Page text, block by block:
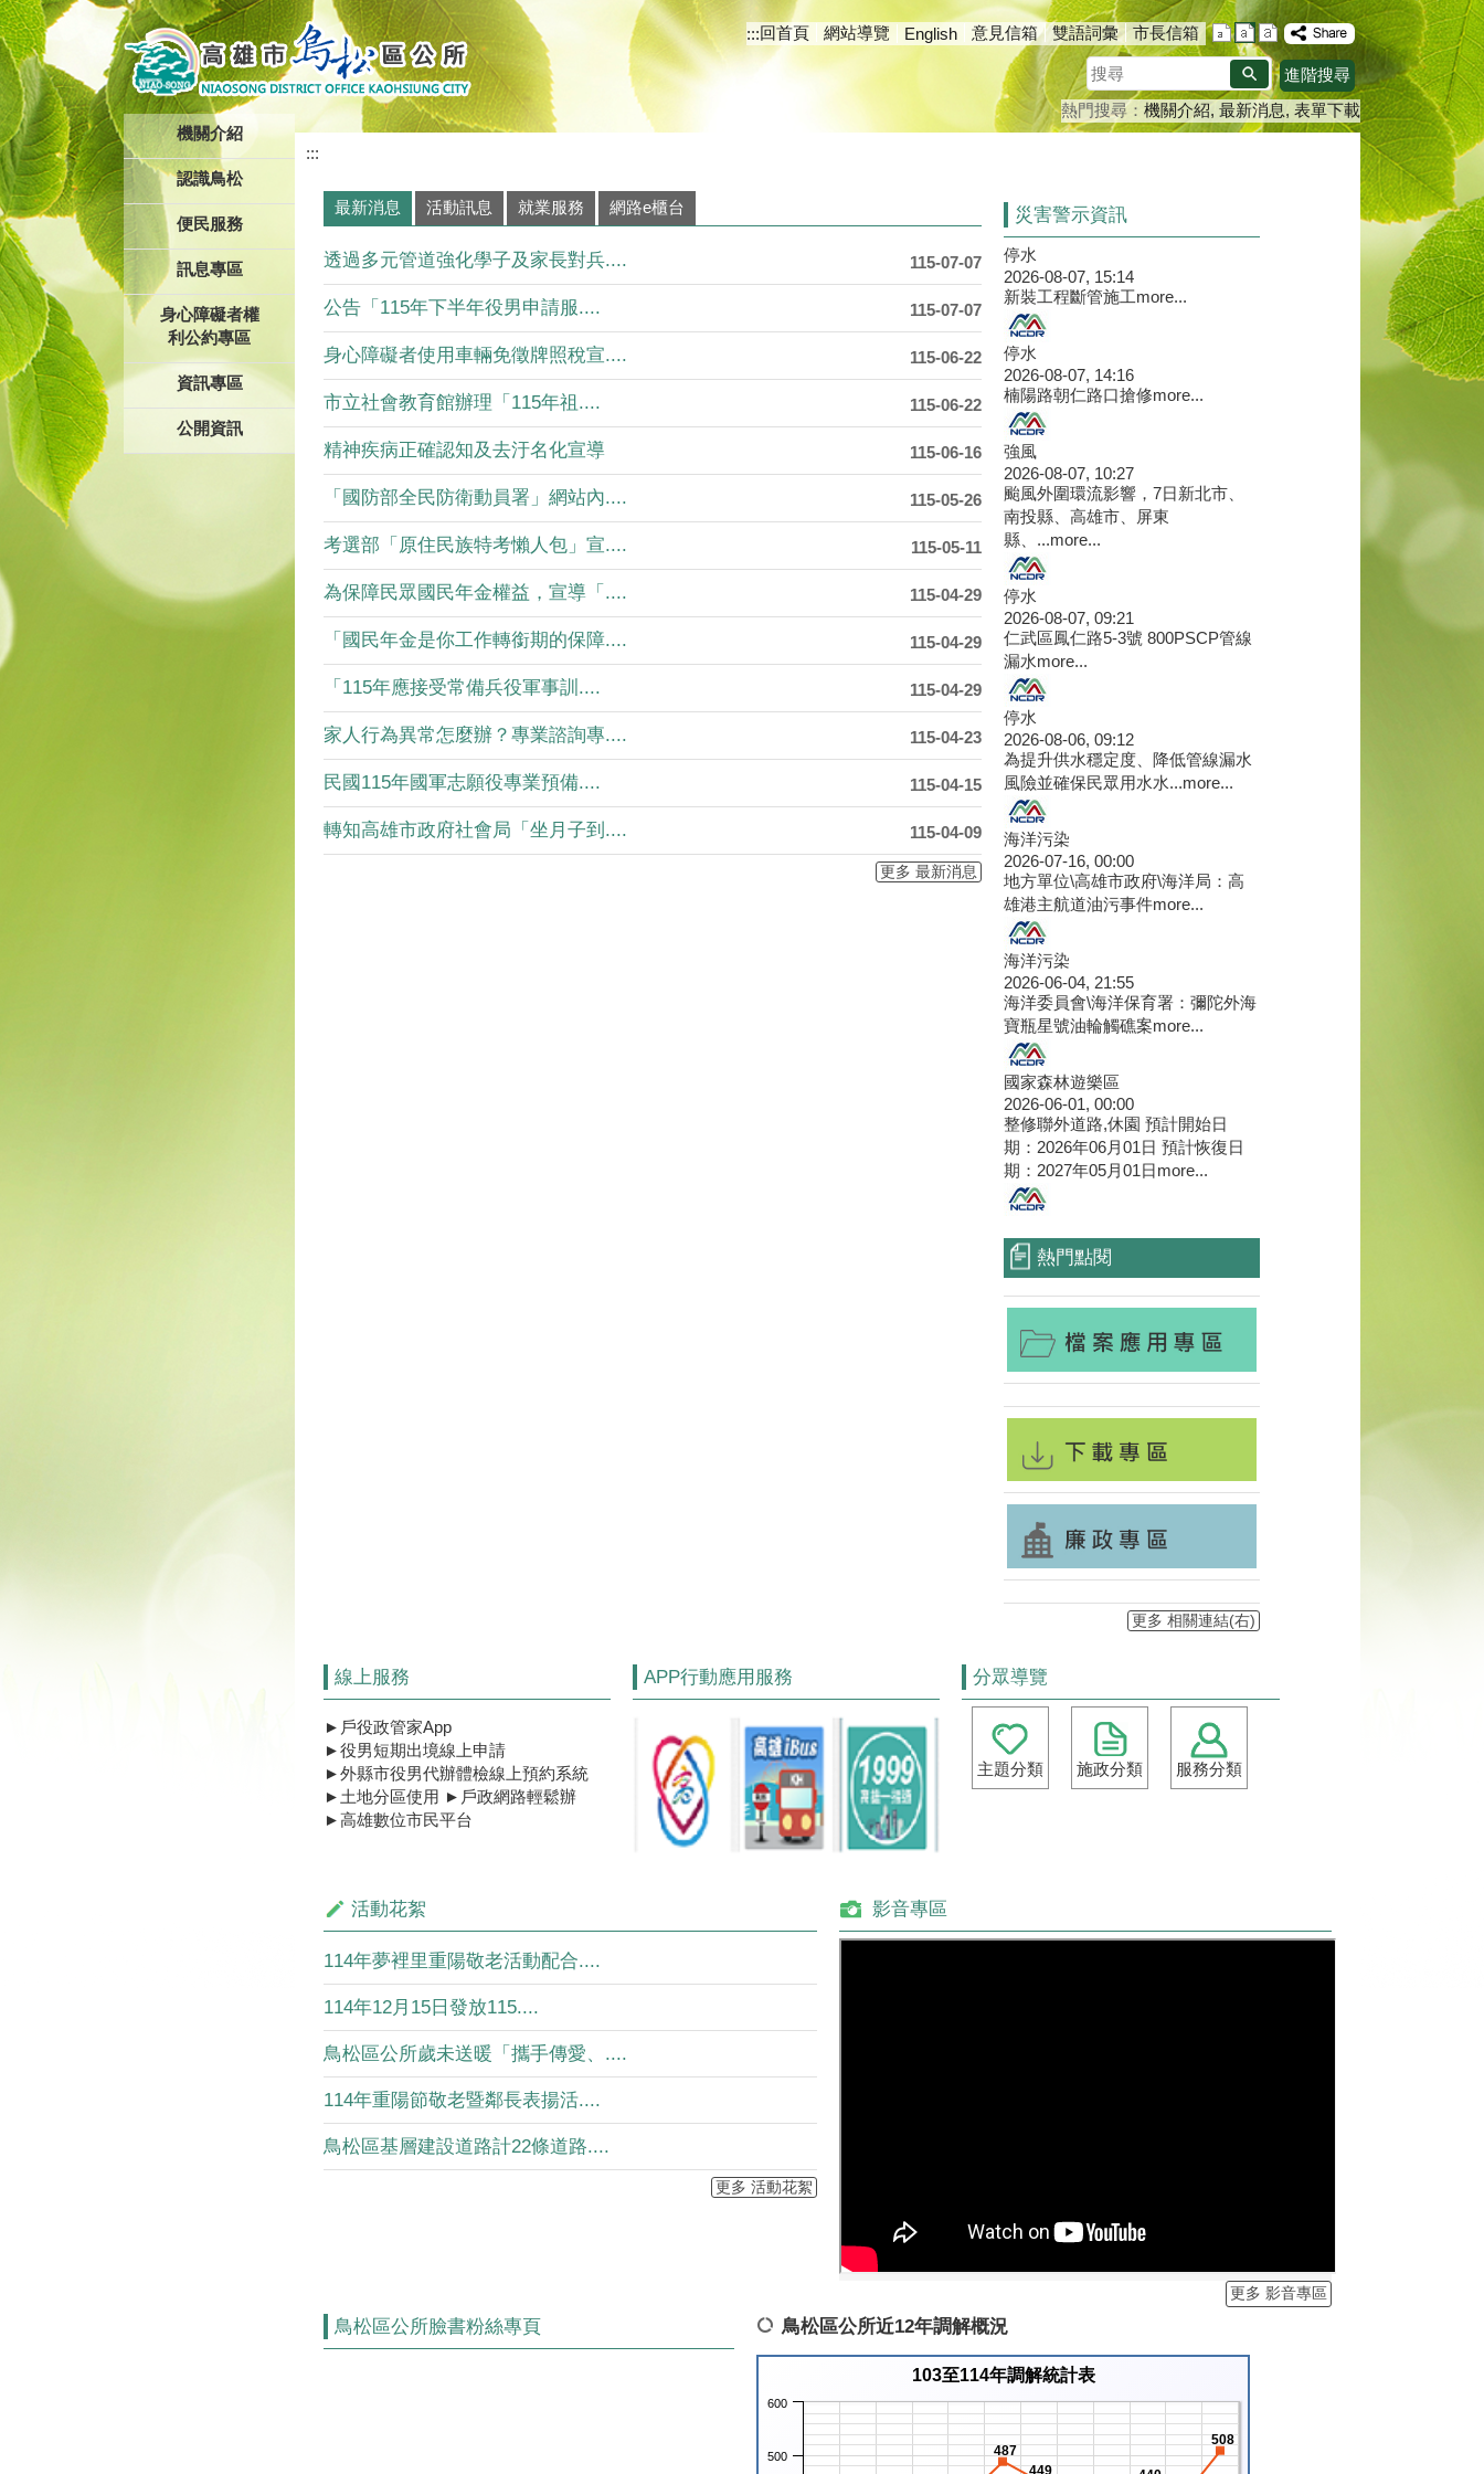
跳到主要內容區塊
:::回首頁 網站導覽 English 意見信箱 雙語詞彙
市長信箱
搜
尋
進階搜尋
熱門搜尋： 機關介紹 最新消息 表單下載
機關介紹
認識鳥松
便民服務
訊息專區
身心障礙者權
利公約專區
資訊專區
公開資訊
:::
最新消息 活動訊息 就業服務 網路e櫃台
115-07-07
透過多元管道強化學子及家長對兵....
115-07-07
公告「115年下半年役男申請服....
115-06-22
身心障礙者使用車輛免徵牌照稅宣....
115-06-22
市立社會教育館辦理「115年祖....
115-06-16
精神疾病正確認知及去汙名化宣導
115-05-26
「國防部全民防衛動員署」網站內....
115-05-11
考選部「原住民族特考懶人包」宣....
115-04-29
為保障民眾國民年金權益，宣導「....
115-04-29
「國民年金是你工作轉銜期的保障....
115-04-29
「115年應接受常備兵役軍事訓....
115-04-23
家人行為異常怎麼辦？專業諮詢專....
115-04-15
民國115年國軍志願役專業預備....
115-04-09
轉知高雄市政府社會局「坐月子到....
更多 最新消息
災害警示資訊
停水
2026-08-07, 15:14
新裝工程斷管施工more...
停水
2026-08-07, 14:16
楠陽路朝仁路口搶修more...
強風
2026-08-07, 10:27
颱風外圍環流影響，7日新北市、
南投縣、高雄市、屏東
縣、...more...
停水
2026-08-07, 09:21
仁武區鳳仁路5-3號 800PSCP管線
漏水more...
停水
2026-08-06, 09:12
為提升供水穩定度、降低管線漏水
風險並確保民眾用水水...more...
海洋污染
2026-07-16, 00:00
地方單位\高雄市政府\海洋局：高
雄港主航道油污事件more...
海洋污染
2026-06-04, 21:55
海洋委員會\海洋保育署：彌陀外海
寶瓶星號油輪觸礁案more...
國家森林遊樂區
2026-06-01, 00:00
整修聯外道路,休園 預計開始日
期：2026年06月01日 預計恢復日
期：2027年05月01日more...
熱門點閱
更多 相關連結(右)
線上服務
► 戶役政管家App
►役男短期出境線上申請​
►外縣市役男代辦體檢線上預約系統
► 土地分區使用 ► 戶政網路輕鬆辦​
►高雄數位市民平台
APP行動應用服務 分眾導覽
主題分類 施政分類 服務分類
活動花絮
114年夢裡里重陽敬老活動配合....
114年12月15日發放115....
鳥松區公所歲未送暖「攜手傳愛、....
114年重陽節敬老暨鄰長表揚活....
鳥松區基層建設道路計22條道路....
更多 活動花絮
影音專區
更多 影音專區
鳥松區公所臉書粉絲專頁 鳥松區公所近12年調解概況
103至114年調解統計表
487
449
508
500
600